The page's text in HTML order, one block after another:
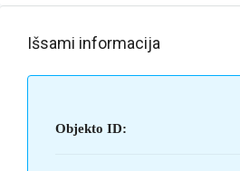
Išsami informacija
Objekto ID: